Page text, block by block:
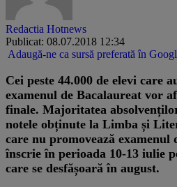
Redactia Hotnews
Publicat: 08.07.2018 12:34
Adaugă-ne ca sursă preferată în
Cei peste 44.000 de elevi care
examenul de Bacalaureat vor
finale. Majoritatea
notele obținute la Limba și
care nu promovează examenul
înscrie în perioada 10-13 iulie
care se desfășoară în august.